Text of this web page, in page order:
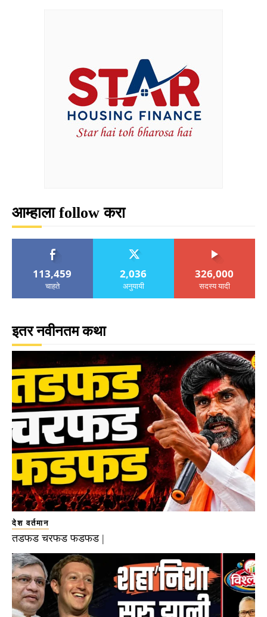
आम्हाला follow करा
113,459
चाहते
2,036
अनुयायी
326,000
सदस्य यादी
इतर नवीनतम कथा
देश वर्तमान
तडफड चरफड फडफड |